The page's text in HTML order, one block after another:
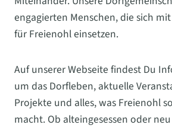
engagierten Menschen, die sich
für Freienohl einsetzen.
Auf unserer Webseite findest Du
um das Dorfleben, aktuelle
Projekte und alles, was Freienohl
macht. Ob alteingesessen oder